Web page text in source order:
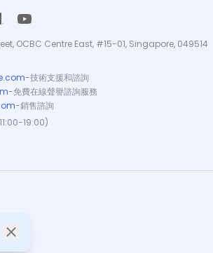
OCBC Centre East, #15-01, Singapore, 049514
-技術支援和諮詢
-免費在線聲譽諮詢服務
-銷售諮詢
19:00)